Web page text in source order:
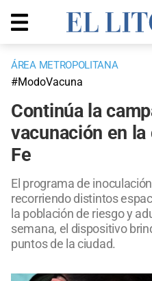
ÁREA METROPOLITANA
#ModoVacuna
Continúa la
vacunación en
Fe
El programa de
recorriendo distintos
la población de riesgo y
semana, el dispositivo
puntos de la ciudad.